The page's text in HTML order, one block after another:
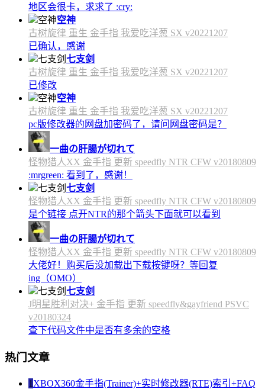
地区会很卡，求求了 :cry:
空神
古树旋律 重生 金手指 我爱吃洋葱 SX v20221207
已确认，感谢
七支剑
古树旋律 重生 金手指 我爱吃洋葱 SX v20221207
已修改
空神
古树旋律 重生 金手指 我爱吃洋葱 SX v20221207
pc版修改器的网盘加密码了，请问网盘密码是？
一曲の肝腸が切れて
怪物猎人XX 金手指 更新 speedfly NTR CFW v20180809
:mrgreen: 看到了，感谢！
七支剑
怪物猎人XX 金手指 更新 speedfly NTR CFW v20180809
是个链接 点开NTR的那个箭头下面就可以看到
一曲の肝腸が切れて
怪物猎人XX 金手指 更新 speedfly NTR CFW v20180809
大佬好！购买后没加载出下载按键呀？等回复
ing（OMO）
七支剑
J明星胜利对决+ 金手指 更新 speedfly&gayfriend PSVC
v20180324
查下代码文件中是否有多余的空格
热门文章
1 XBOX360金手指(Trainer)+实时修改器(RTE)索引+FAQ